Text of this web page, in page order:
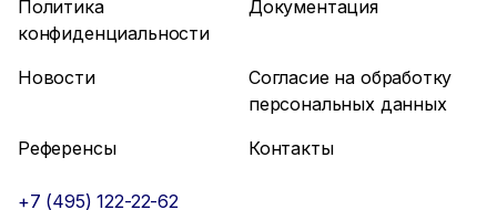
Политика
конфиденциальности
Документация
Новости
Согласие на обработку
персональных данных
Референсы
Контакты
+7 (495) 122-22-62